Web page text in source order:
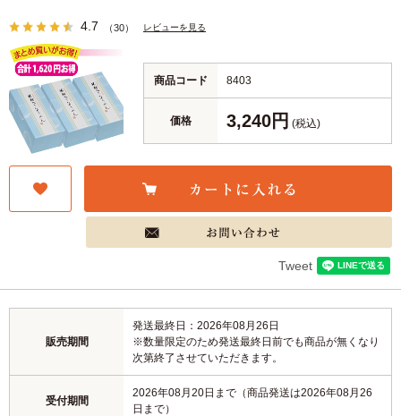
4.7 （30） レビューを見る
商品コード 8403
価格 3,240円 (税込)
Tweet
販売期間
発送最終日：2026年08月26日
※数量限定のため発送最終日前でも商品が無くなり
次第終了させていただきます。
受付期間
2026年08月20日まで（商品発送は2026年08月26
日まで）